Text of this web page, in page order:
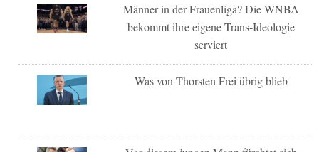
Männer in der Frauenliga? Die WNBA
bekommt ihre eigene Trans-Ideologie
serviert
Was von Thorsten Frei übrig blieb